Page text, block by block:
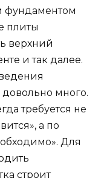
фундаментом
плиты
верхний
и так далее.
много.
требуется не
а по
Для
строит